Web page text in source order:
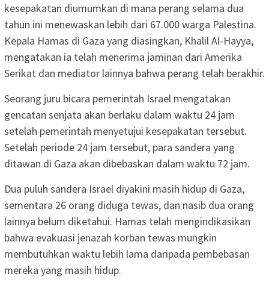
kesepakatan diumumkan di mana perang selama dua
tahun ini menewaskan lebih dari 67.000 warga Palestina.
Kepala Hamas di Gaza yang diasingkan, Khalil Al-Hayya,
mengatakan ia telah menerima jaminan dari Amerika
Serikat dan mediator lainnya bahwa perang telah berakhir.
Seorang juru bicara pemerintah Israel mengatakan
gencatan senjata akan berlaku dalam waktu 24 jam
setelah pemerintah menyetujui kesepakatan tersebut.
Setelah periode 24 jam tersebut, para sandera yang
ditawan di Gaza akan dibebaskan dalam waktu 72 jam.
Dua puluh sandera Israel diyakini masih hidup di Gaza,
sementara 26 orang diduga tewas, dan nasib dua orang
lainnya belum diketahui. Hamas telah mengindikasikan
bahwa evakuasi jenazah korban tewas mungkin
membutuhkan waktu lebih lama daripada pembebasan
mereka yang masih hidup.